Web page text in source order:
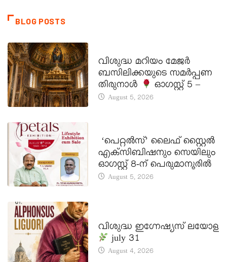
BLOG POSTS
വിശുദ്ധ മറിയം മേജർ
ബസിലിക്കയുടെ സമർപ്പണ
തിരുനാൾ
ഓഗസ്റ്റ് 5 –
August 5, 2026
‘പെറ്റൽസ്’ ലൈഫ് സ്റ്റൈൽ
എക്സിബിഷനും സെയിലും
ഓഗസ്റ്റ് 8-ന് പെരുമാനൂരിൽ
August 5, 2026
വിശുദ്ധ ഇഗ്നേഷ്യസ് ലയോള
july 31
August 4, 2026